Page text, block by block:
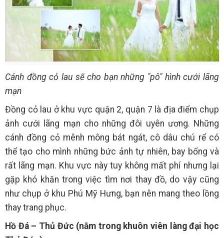
Cánh đồng cỏ lau sẽ cho bạn những "pô" hình cưới lãng
mạn
Đồng cỏ lau ở khu vực quận 2, quận 7 là địa điểm chụp
ảnh cưới lãng mạn cho những đôi uyên ương. Những
cánh đồng cỏ mênh mông bát ngát, cô dâu chú rể có
thể tạo cho mình những bức ảnh tự nhiên, bay bổng và
rất lãng mạn. Khu vực này tuy không mất phí nhưng lại
gặp khó khăn trong việc tìm nơi thay đồ, do vậy cũng
như chụp ở khu Phú Mỹ Hưng, bạn nên mang theo lồng
thay trang phục.
Hồ Đá – Thủ Đức (nằm trong khuôn viên làng đại học